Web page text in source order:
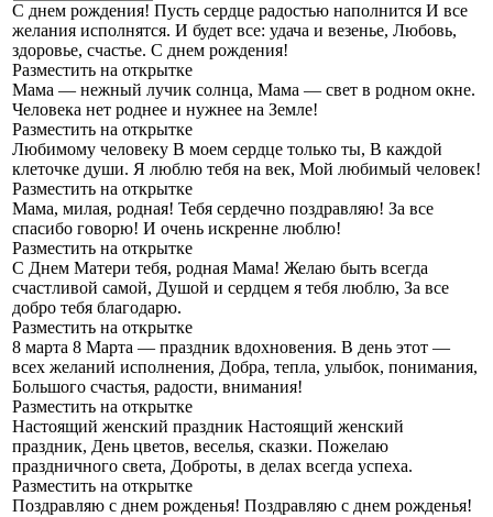
С днем рождения! Пусть сердце радостью наполнится И все
желания исполнятся. И будет все: удача и везенье, Любовь,
здоровье, счастье. С днем рождения!
Разместить на открытке
Мама — нежный лучик солнца, Мама — свет в родном окне.
Человека нет роднее и нужнее на Земле!
Разместить на открытке
Любимому человеку В моем сердце только ты, В каждой
клеточке души. Я люблю тебя на век, Мой любимый человек!
Разместить на открытке
Мама, милая, родная! Тебя сердечно поздравляю! За все
спасибо говорю! И очень искренне люблю!
Разместить на открытке
С Днем Матери тебя, родная Мама! Желаю быть всегда
счастливой самой, Душой и сердцем я тебя люблю, За все
добро тебя благодарю.
Разместить на открытке
8 марта 8 Марта — праздник вдохновения. В день этот —
всех желаний исполнения, Добра, тепла, улыбок, понимания,
Большого счастья, радости, внимания!
Разместить на открытке
Настоящий женский праздник Настоящий женский
праздник, День цветов, веселья, сказки. Пожелаю
праздничного света, Доброты, в делах всегда успеха.
Разместить на открытке
Поздравляю с днем рожденья! Поздравляю с днем рожденья!